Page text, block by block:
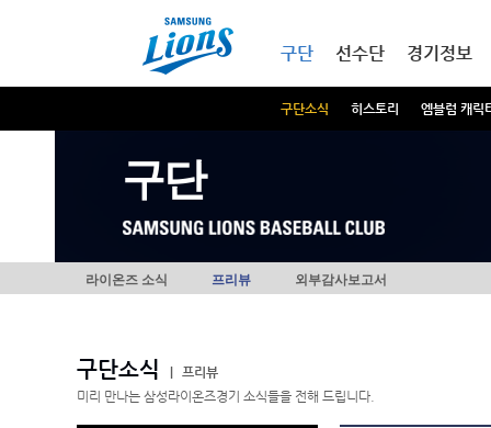
구단
구단소식 히스토리 엠블럼 캐릭
선수단 경기정보
구단
라이온즈 소식 프리뷰 외부감사보고서
구단소식
프리뷰
미리 만나는 삼성라이온즈경기 소식들을 전해 드립니다.